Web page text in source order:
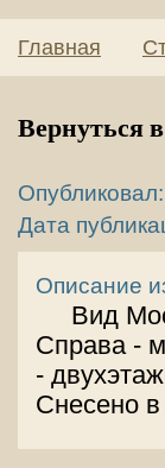
Главная
Вернуться в
Опубликовал:
Дата
Описание
Вид
Справа -
-
Снесено